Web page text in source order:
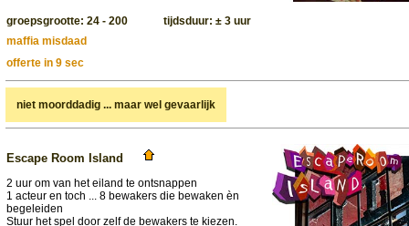
groepsgrootte: 24 - 200 tijdsduur: ± 3 uur
maffia misdaad
offerte in 9 sec
niet moorddadig ... maar wel gevaarlijk
Escape Room Island
2 uur om van het eiland te ontsnappen
1 acteur en toch ... 8 bewakers die bewaken èn
begeleiden
Stuur het spel door zelf de bewakers te kiezen.